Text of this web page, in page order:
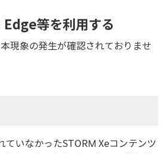
Edge等を利用する
本現象の発生が確認されておりませ
ていなかったSTORM Xeコンテンツ